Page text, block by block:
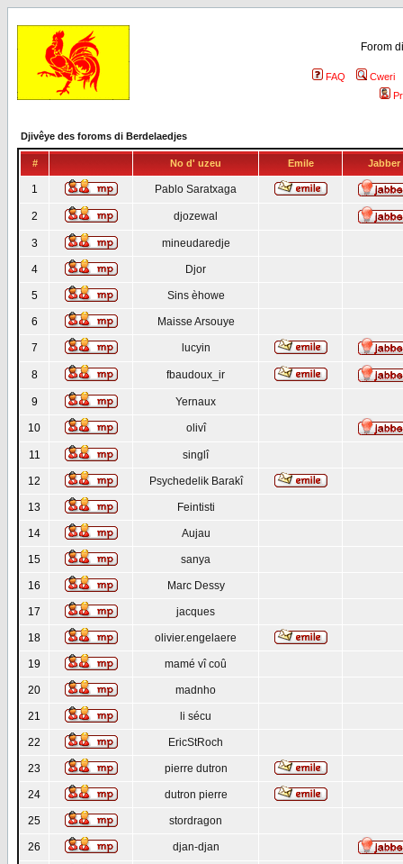
Forom
FAQ
Cweri
Djivêye des foroms di Berdelaedjes
# No d' uzeu Emile Jabber
1 Pablo Saratxaga
2 djozewal
3 mineudaredje
4 Djor
5 Sins èhowe
6 Maisse Arsouye
7 lucyin
8 fbaudoux_ir
9 Yernaux
10 olivî
11 singlî
12 Psychedelik Barakî
13 Feintisti
14 Aujau
15 sanya
16 Marc Dessy
17 jacques
18 olivier.engelaere
19 mamé vî coû
20 madnho
21 li sécu
22 EricStRoch
23 pierre dutron
24 dutron pierre
25 stordragon
26 djan-djan